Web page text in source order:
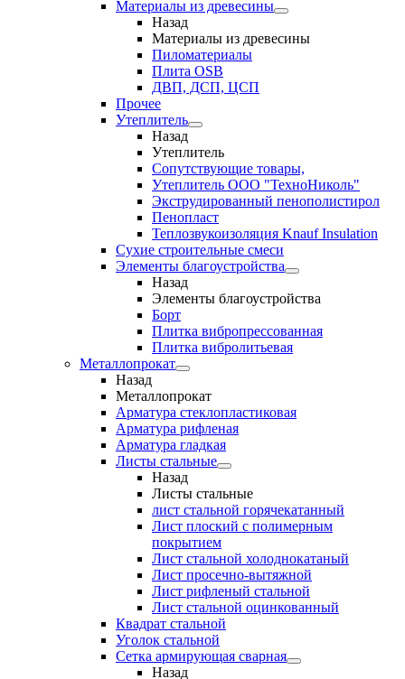
Материалы из древесины
Назад
Материалы из древесины
Пиломатериалы
Плита OSB
ДВП, ДСП, ЦСП
Прочее
Утеплитель
Назад
Утеплитель
Сопутствующие товары,
Утеплитель ООО "ТехноНиколь"
Экструдированный пенополистирол
Пенопласт
Теплозвукоизоляция Knauf Insulation
Сухие строительные смеси
Элементы благоустройства
Назад
Элементы благоустройства
Борт
Плитка вибропрессованная
Плитка вибролитьевая
Металлопрокат
Назад
Металлопрокат
Арматура стеклопластиковая
Арматура рифленая
Арматура гладкая
Листы стальные
Назад
Листы стальные
лист стальной горячекатанный
Лист плоский с полимерным
покрытием
Лист стальной холоднокатаный
Лист просечно-вытяжной
Лист рифленый стальной
Лист стальной оцинкованный
Квадрат стальной
Уголок стальной
Сетка армирующая сварная
Назад